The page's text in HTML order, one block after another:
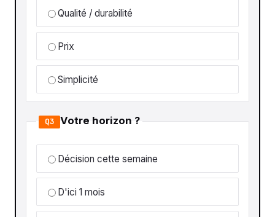
Qualité / durabilité
Prix
Simplicité
Q3 Votre horizon ?
Décision cette semaine
D'ici 1 mois